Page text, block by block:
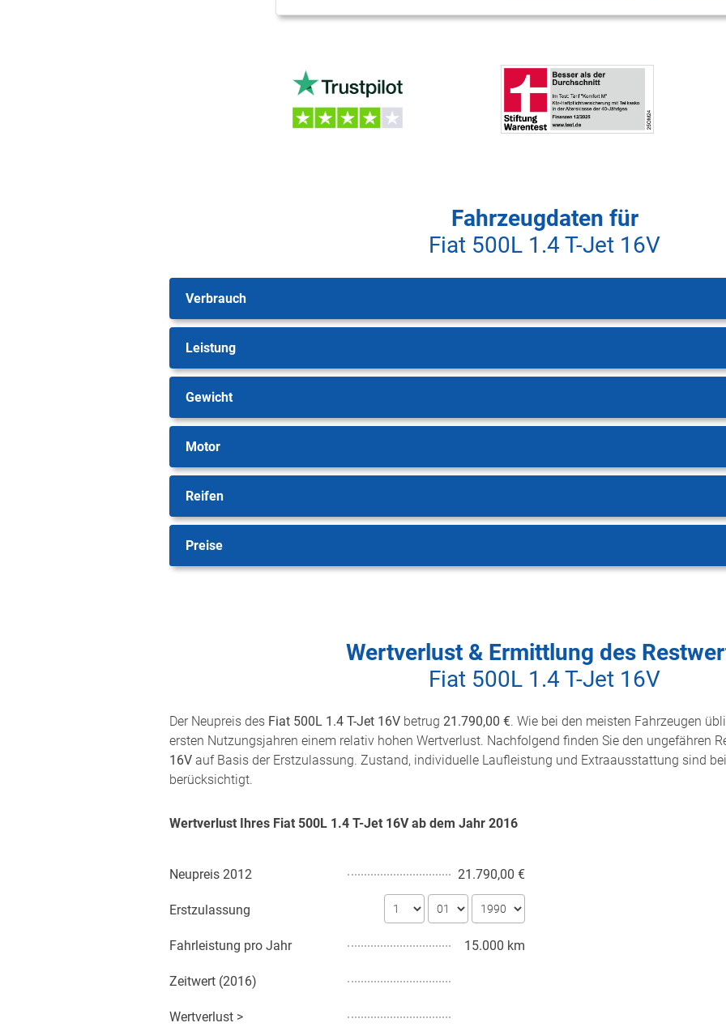
Fahrzeugdaten für
Fiat 500L 1.4 T-Jet 16V
Verbrauch
Leistung
Gewicht
Motor
Reifen
Preise
Wertverlust & Ermittlung des
Fiat 500L 1.4 T-Jet 16V
Der Neupreis des Fiat 500L 1.4 T-Jet 16V betrug 21.790,00 €. Wie bei den meisten Fahrzeugen
ersten Nutzungsjahren einem relativ hohen Wertverlust. Nachfolgend finden Sie den ungefähren
16V auf Basis der Erstzulassung. Zustand, individuelle Laufleistung und Extraausstattung sind
berücksichtigt.
Wertverlust Ihres Fiat 500L 1.4 T-Jet 16V ab dem Jahr 2016
Neupreis 2012 21.790,00 €
Erstzulassung
Fahrleistung pro Jahr 15.000 km
Zeitwert (2016)
Wertverlust >